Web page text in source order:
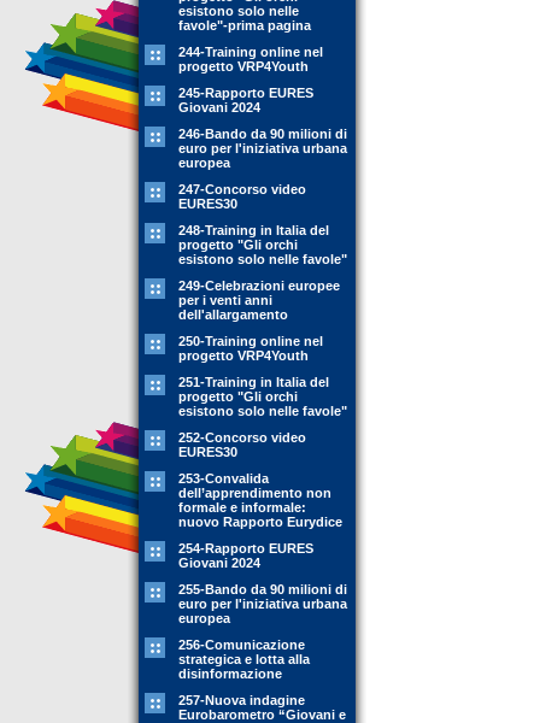
esistono solo nelle
favole"-prima pagina
244-Training online nel
progetto VRP4Youth
245-Rapporto EURES
Giovani 2024
246-Bando da 90 milioni di
euro per l'iniziativa urbana
europea
247-Concorso video
EURES30
248-Training in Italia del
progetto "Gli orchi
esistono solo nelle favole"
249-Celebrazioni europee
per i venti anni
dell'allargamento
250-Training online nel
progetto VRP4Youth
251-Training in Italia del
progetto "Gli orchi
esistono solo nelle favole"
252-Concorso video
EURES30
253-Convalida
dell’apprendimento non
formale e informale:
nuovo Rapporto Eurydice
254-Rapporto EURES
Giovani 2024
255-Bando da 90 milioni di
euro per l'iniziativa urbana
europea
256-Comunicazione
strategica e lotta alla
disinformazione
257-Nuova indagine
Eurobarometro “Giovani e